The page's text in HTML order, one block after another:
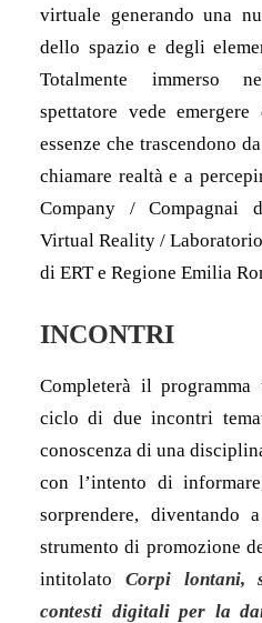
virtuale generando una
dello spazio e degli
Totalmente immerso
spettatore vede
essenze che trascendono
chiamare realtà e a
Company / Compagnai
Virtual Reality /
di ERT e Regione Emilia
INCONTRI
Completerà il
ciclo di due incontri
conoscenza di una
con l’intento di
sorprendere, diventando
strumento di promozione
intitolato Corpi lontani,
contesti digitali per la